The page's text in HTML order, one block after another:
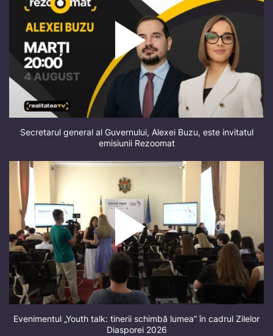
Secretarul general al Guvernului, Alexei Buzu, este invitatul
emisiunii Rezoomat
Evenimentul „Youth talk: tinerii schimbă lumea” în cadrul Zilelor
Diasporei 2026